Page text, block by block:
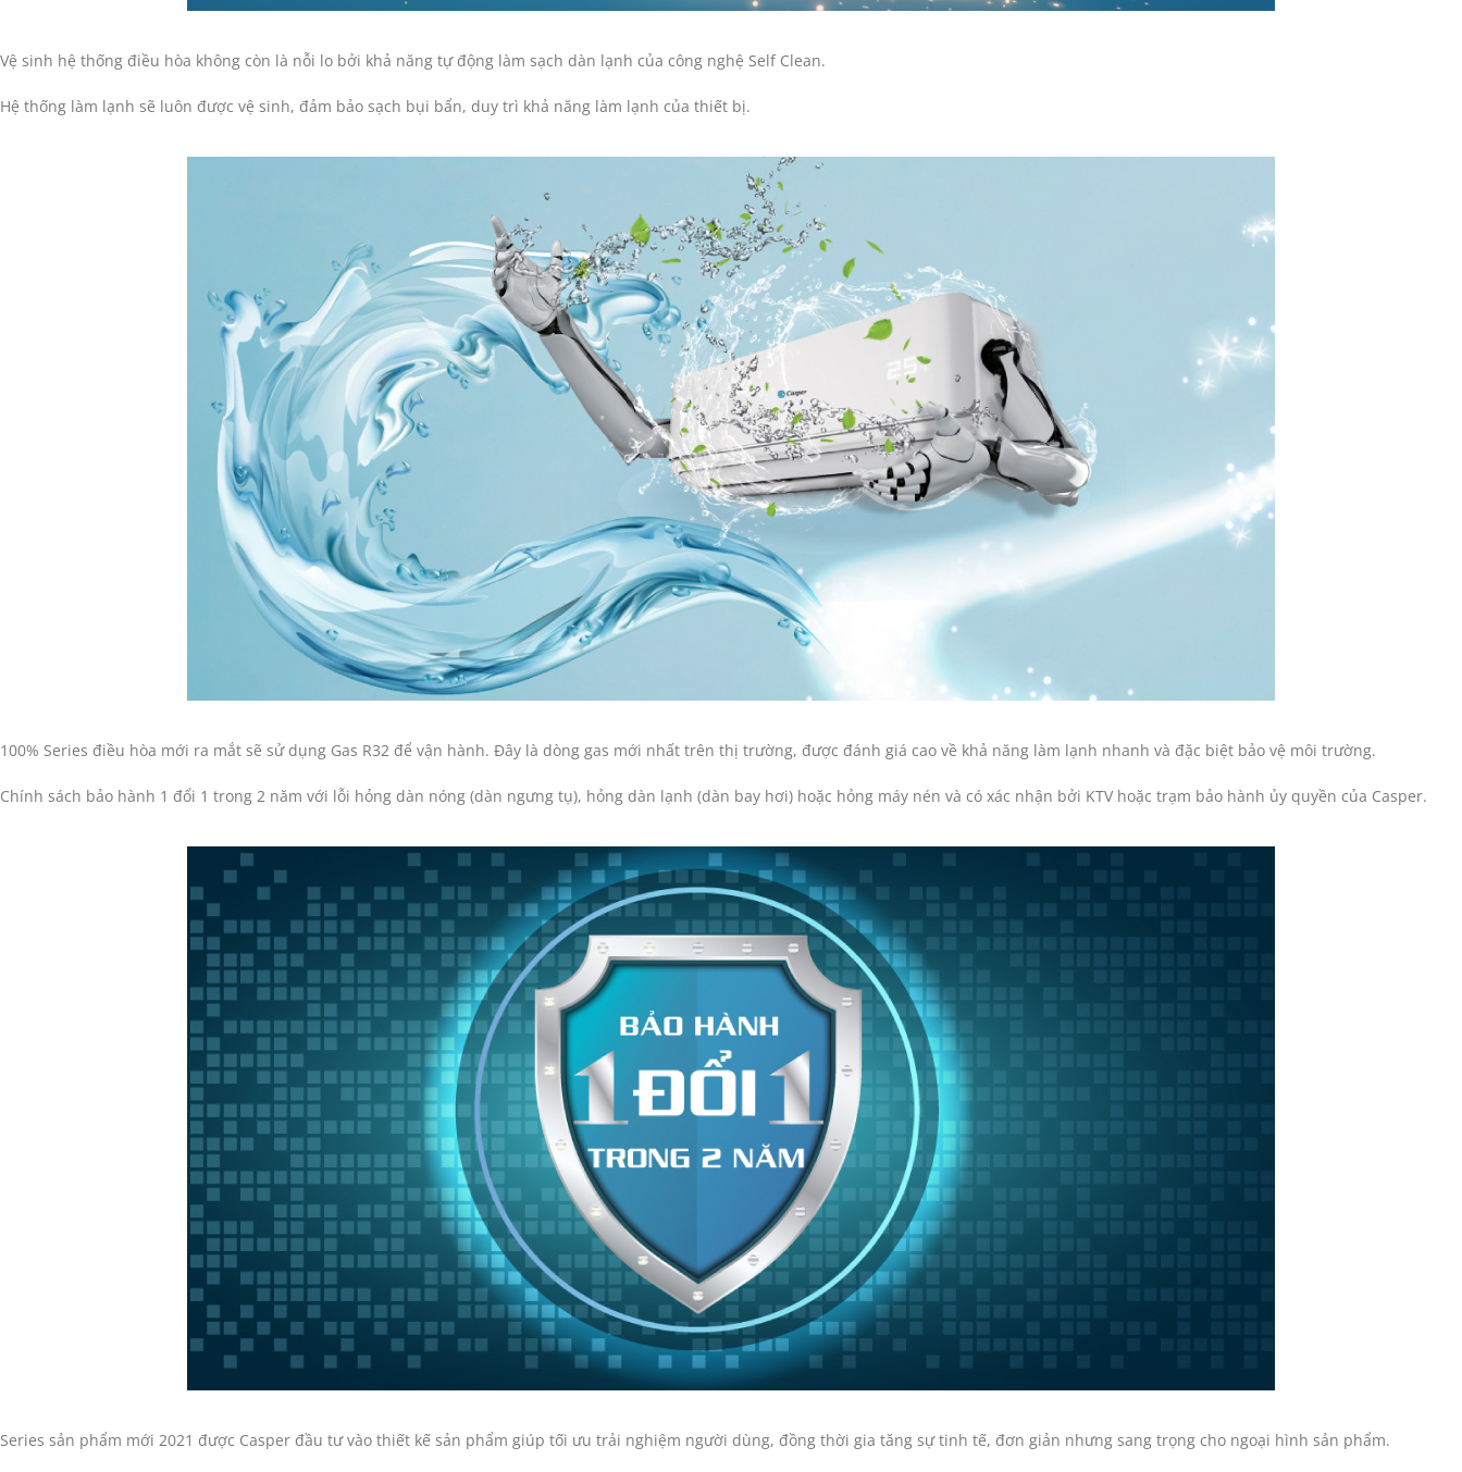
Vệ sinh hệ thống điều hòa không còn là nỗi lo bởi khả năng tự động làm sạch dàn lạnh của công nghệ Self Clean.
Hệ thống làm lạnh sẽ luôn được vệ sinh, đảm bảo sạch bụi bẩn, duy trì khả năng làm lạnh của thiết bị.
100% Series điều hòa mới ra mắt sẽ sử dụng Gas R32 để vận hành. Đây là dòng gas mới nhất trên thị trường, được đánh giá cao về khả năng làm lạnh nhanh và đặc biệt bảo vệ môi trường.
Chính sách bảo hành 1 đổi 1 trong 2 năm với lỗi hỏng dàn nóng (dàn ngưng tụ), hỏng dàn lạnh (dàn bay hơi) hoặc hỏng máy nén và có xác nhận bởi KTV hoặc trạm bảo hành ủy quyền của Casper.
Series sản phẩm mới 2021 được Casper đầu tư vào thiết kế sản phẩm giúp tối ưu trải nghiệm người dùng, đồng thời gia tăng sự tinh tế, đơn giản nhưng sang trọng cho ngoại hình sản phẩm.